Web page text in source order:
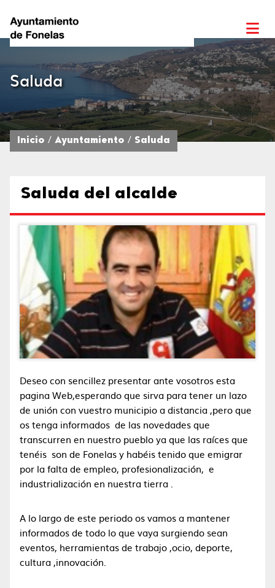
Saluda
Inicio Ayuntamiento Saluda
Saluda del alcalde
Deseo con sencillez presentar ante vosotros esta
pagina Web,esperando que sirva para tener un lazo
de unión con vuestro municipio a distancia ,pero que
os tenga informados de las novedades que
transcurren en nuestro pueblo ya que las raíces que
tenéis son de Fonelas y habéis tenido que emigrar
por la falta de empleo, profesionalización, e
industrialización en nuestra tierra .
A lo largo de este periodo os vamos a mantener
informados de todo lo que vaya surgiendo sean
eventos, herramientas de trabajo ,ocio, deporte,
cultura ,innovación.